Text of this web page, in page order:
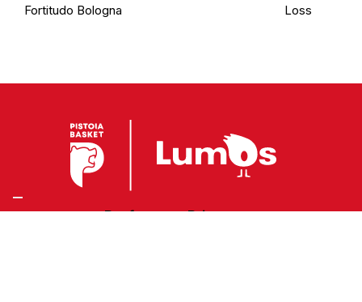
Fortitudo Bologna Loss
Preferenze Privacy